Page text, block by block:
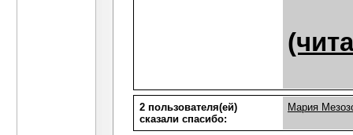
2 пользователя(ей)
сказали cпасибо:
Мария